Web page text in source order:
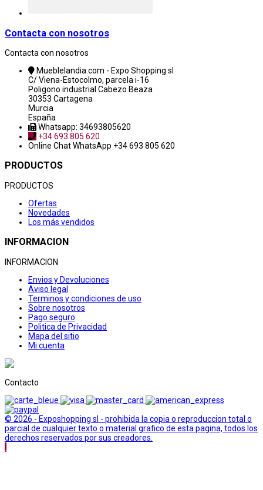
Contacta con nosotros
Contacta con nosotros
Mueblelandia.com - Expo Shopping sl
C/ Viena-Estocolmo, parcela i-16
Poligono industrial Cabezo Beaza
30353 Cartagena
Murcia
España
Whatsapp: 34693805620
+34 693 805 620
Online ChatWhatsApp +34 693 805 620
PRODUCTOS
PRODUCTOS
Ofertas
Novedades
Los más vendidos
INFORMACION
INFORMACION
Envios y Devoluciones
Aviso legal
Terminos y condiciones de uso
Sobre nosotros
Pago seguro
Politica de Privacidad
Mapa del sitio
Mi cuenta
Contacto
© 2026 - Exposhopping sl - prohibida la copia o reproduccion total o
parcial de cualquier texto o material grafico de esta pagina, todos los
derechos reservados por sus creadores.